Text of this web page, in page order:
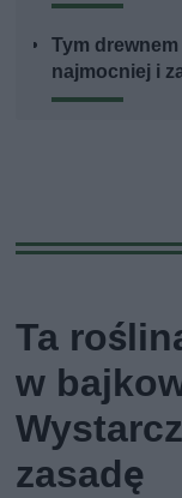
Tym
najmocniej i
Ta
w
zasadę